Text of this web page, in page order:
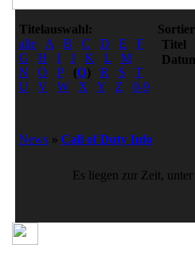
Titelauswahl:
alle
A B C D E
F
G
H I J K L
M
N
O P (Q) R S
T
U
V W X Y Z 0-9
Titel
News » Call of Duty Info
Es liegen zur Zeit,